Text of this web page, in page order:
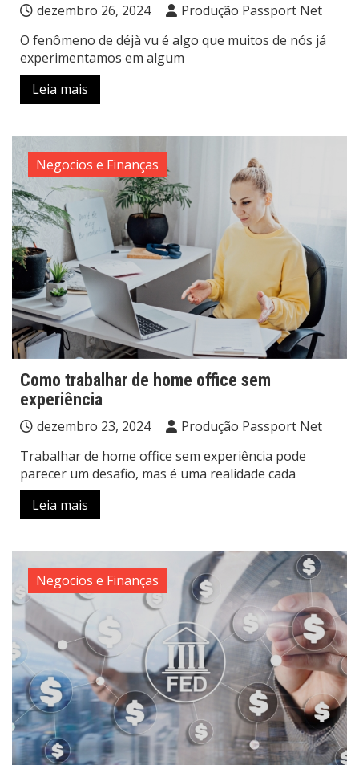
dezembro 26, 2024
Produção Passport Net
O fenômeno de déjà vu é algo que muitos de nós já
experimentamos em algum
Leia mais
Negocios e Finanças
Como trabalhar de home office sem
experiência
dezembro 23, 2024
Produção Passport Net
Trabalhar de home office sem experiência pode
parecer um desafio, mas é uma realidade cada
Leia mais
Negocios e Finanças